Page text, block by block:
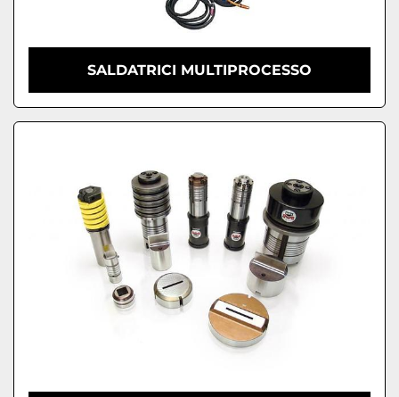
SALDATRICI MULTIPROCESSO